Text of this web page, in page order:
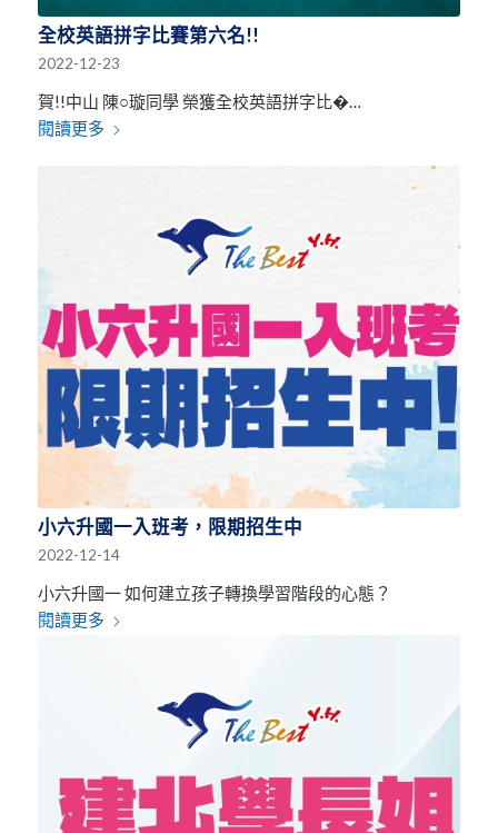
全校英語拼字比賽第六名!!
2022-12-23
賀!!中山 陳○璇同學 榮獲全校英語拼字比�…
閱讀更多
小六升國一入班考，限期招生中
2022-12-14
小六升國一 如何建立孩子轉換學習階段的心態？
閱讀更多